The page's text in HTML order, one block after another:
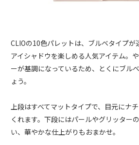
CLIOの10色パレットは、ブルベタイプが
アイシャドウを楽しめる人気アイテム。
ーが基調になっているため、とくにブル
ょう。
上段はすべてマットタイプで、目元にナ
くれます。下段にはパールやグリッター
い、華やかな仕上がりもおまかせ。